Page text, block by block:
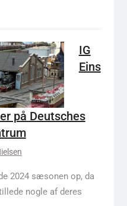
IG
Eins
på Deutsches
2024 sæsonen op, da
nogle af deres